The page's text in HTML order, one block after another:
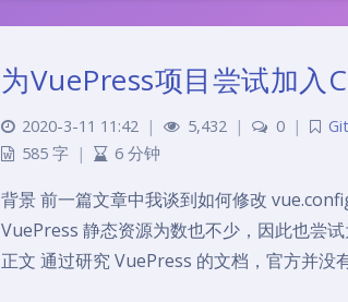
为VuePress项目尝试加入
2020-3-11 11:42 | 5,432 | 0 | Git
585 字 | 6 分钟
背景 前一篇文章中我谈到如何修改
VuePress 静态资源为数也不少，因此也尝
正文 通过研究 VuePress 的文档，官方并